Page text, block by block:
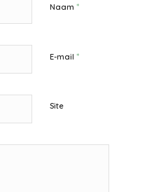
Naam *
E-mail *
Site